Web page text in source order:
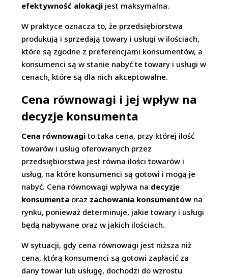
efektywność alokacji jest maksymalna.
W praktyce oznacza to, że przedsiębiorstwa
produkują i sprzedają towary i usługi w ilościach,
które są zgodne z preferencjami konsumentów, a
konsumenci są w stanie nabyć te towary i usługi w
cenach, które są dla nich akceptowalne.
Cena równowagi i jej wpływ na
decyzje konsumenta
Cena równowagi to taka cena, przy której ilość
towarów i usług oferowanych przez
przedsiębiorstwa jest równa ilości towarów i
usług, na które konsumenci są gotowi i mogą je
nabyć. Cena równowagi wpływa na decyzje
konsumenta oraz zachowania konsumentów na
rynku, ponieważ determinuje, jakie towary i usługi
będą nabywane oraz w jakich ilościach.
W sytuacji, gdy cena równowagi jest niższa niż
cena, którą konsumenci są gotowi zapłacić za
dany towar lub usługę, dochodzi do wzrostu